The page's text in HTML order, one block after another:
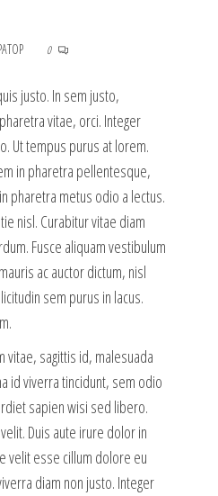
0
justo. In sem justo,
vitae, orci. Integer
Ut tempus purus at lorem.
in pharetra pellentesque,
pharetra metus odio a lectus.
nisl. Curabitur vitae diam
Fusce aliquam vestibulum
ac auctor dictum, nisl
sem purus in lacus.
vitae, sagittis id, malesuada
id viverra tincidunt, sem odio
sapien wisi sed libero.
Duis aute irure dolor in
velit esse cillum dolore eu
diam non justo. Integer